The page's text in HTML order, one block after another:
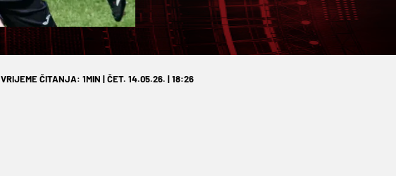
VRIJEME ČITANJA: 1MIN | ČET. 14.05.26. | 18:26